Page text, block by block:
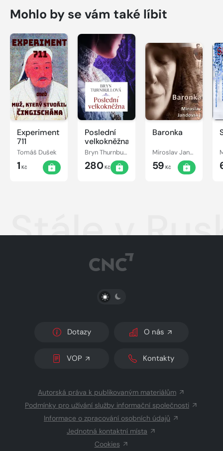
Mohlo by se vám také líbit
Experiment
711
Tomáš Dušek
1 Kč
Poslední
velkokněžna
Bryn Thurnbullová
280Kč
Baronka
Miroslav Jandovský
59 Kč
Stále v
PŘEPNOUT SVĚTLÝ/TMAVÝ REŽIM
Dotazy O nás
VOP Kontakty
Autorská práva k publikovaným materiálům
Podmínky pro užívání služby informační společnosti
Informace o zpracování osobních údajů
Jednotná kontaktní místa
Cookies